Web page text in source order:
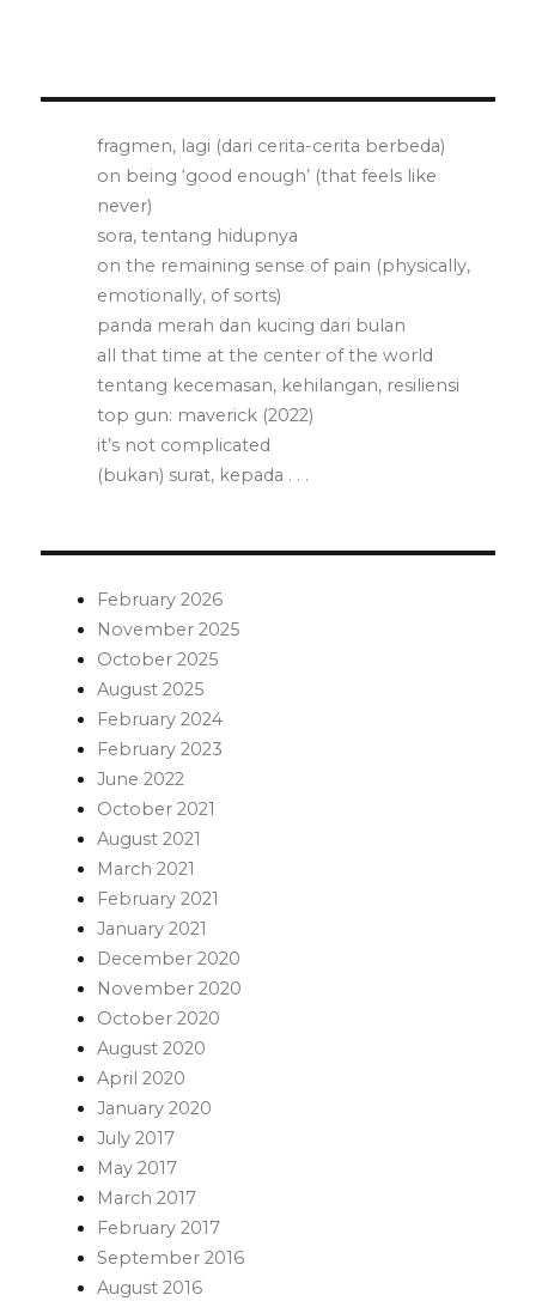
fragmen, lagi (dari cerita-cerita berbeda)
on being ‘good enough’ (that feels like
never)
sora, tentang hidupnya
on the remaining sense of pain (physically,
emotionally, of sorts)
panda merah dan kucing dari bulan
all that time at the center of the world
tentang kecemasan, kehilangan, resiliensi
top gun: maverick (2022)
it’s not complicated
(bukan) surat, kepada . . .
February 2026
November 2025
October 2025
August 2025
February 2024
February 2023
June 2022
October 2021
August 2021
March 2021
February 2021
January 2021
December 2020
November 2020
October 2020
August 2020
April 2020
January 2020
July 2017
May 2017
March 2017
February 2017
September 2016
August 2016